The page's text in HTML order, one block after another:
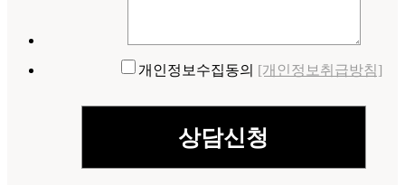
개인정보수집동의 [개인정보취급방침]